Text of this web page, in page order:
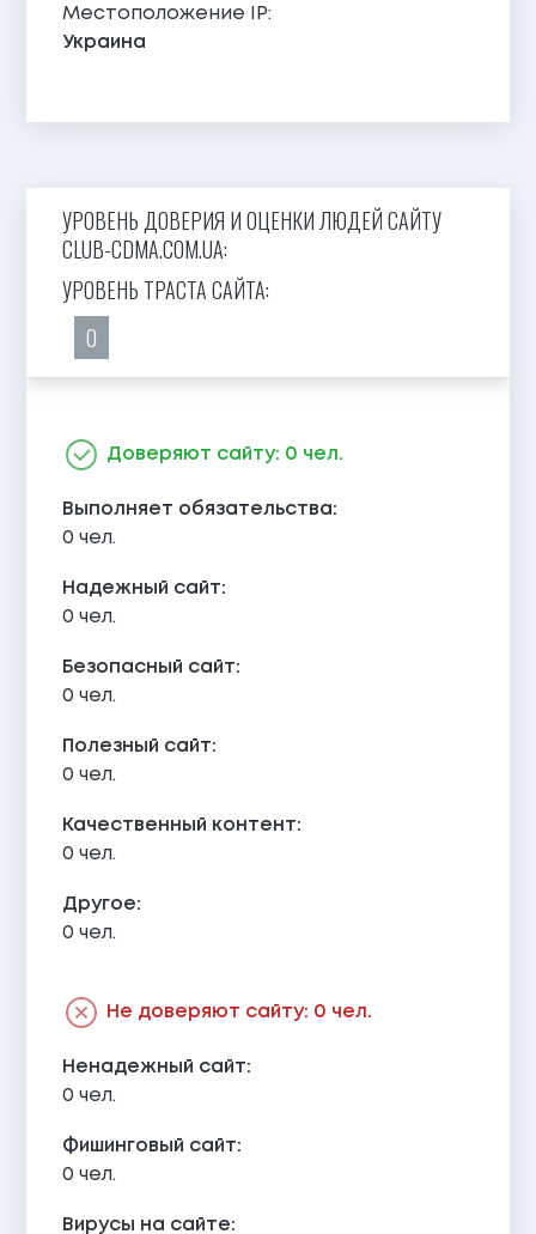
Местоположение IP:
Украина
УРОВЕНЬ ДОВЕРИЯ И ОЦЕНКИ ЛЮДЕЙ САЙТУ
CLUB-CDMA.COM.UA:
УРОВЕНЬ ТРАСТА САЙТА:
0
Доверяют сайту: 0 чел.
Выполняет обязательства:
0 чел.
Надежный сайт:
0 чел.
Безопасный сайт:
0 чел.
Полезный сайт:
0 чел.
Качественный контент:
0 чел.
Другое:
0 чел.
Не доверяют сайту: 0 чел.
Ненадежный сайт:
0 чел.
Фишинговый сайт:
0 чел.
Вирусы на сайте: